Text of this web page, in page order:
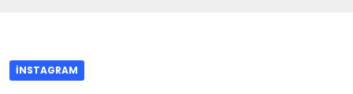
İNSTAGRAM